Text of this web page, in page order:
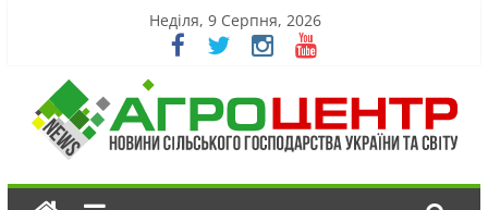
Неділя, 9 Серпня, 2026